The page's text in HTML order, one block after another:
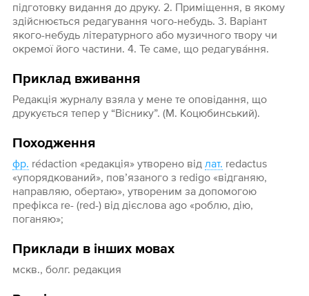
підготовку видання до друку. 2. Приміщення, в якому
здійснюється редагування чого-небудь. 3. Варіант
якого-небудь літературного або музичного твору чи
окремої його частини. 4. Те саме, що редагува́ння.
Приклад вживання
Редакція журналу взяла у мене те оповідання, що
друкується тепер у “Віснику”. (М. Коцюбинський).
Походження
фр. rédaction «редакція» утворено від лат. redactus
«упорядкований», пов’язаного з redigo «відганяю,
направляю, обертаю», утвореним за допомогою
префікса re- (red-) від дієслова аgo «роблю, дію,
поганяю»;
Приклади в інших мовах
мскв., болг. редакция